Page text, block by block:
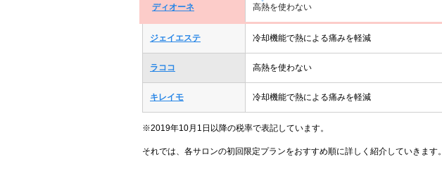
ディオーネ
高熱を使わない
ジェイエステ 冷却機能で熱による痛みを軽減
ラココ 高熱を使わない
キレイモ 冷却機能で熱による痛みを軽減
※2019年10月1日以降の税率で表記しています。
それでは、各サロンの初回限定プランをおすすめ順に詳しく紹介していきます。